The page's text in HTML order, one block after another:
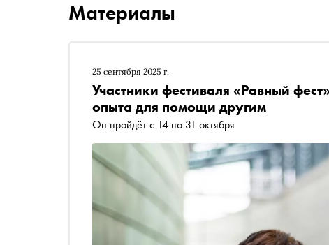
Материалы
25 сентября 2025 г.
Участники фестиваля «Равный
опыта для помощи другим
Он пройдёт с 14 по 31 октября